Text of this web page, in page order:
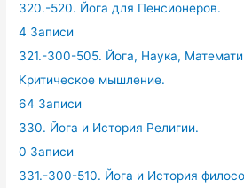
320.-520. Йога для Пенсионеров.
4 Записи
321.-300-505. Йога, Наука,
Критическое мышление.
64 Записи
330. Йога и История Религии.
0 Записи
331.-300-510. Йога и История